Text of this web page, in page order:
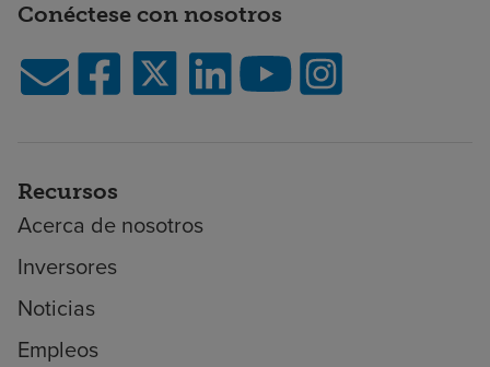
Conéctese con nosotros
Recursos
Acerca de nosotros
Inversores
Noticias
Empleos